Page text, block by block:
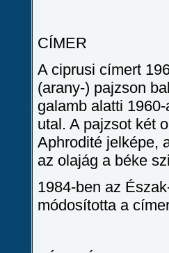
CÍMER
A ciprusi címert
(arany-) pajzson
galamb alatti
utal. A pajzsot két
Aphrodité jelképe,
az olajág a béke
1984-ben az
módosította a